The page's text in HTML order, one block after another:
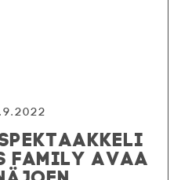
FAMILY AVAA